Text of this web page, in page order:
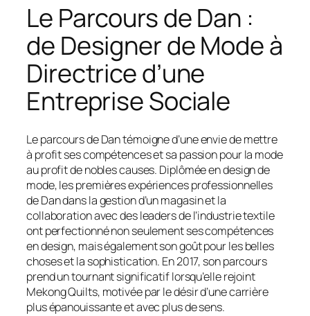
Le Parcours de Dan :
de Designer de Mode à
Directrice d’une
Entreprise Sociale
Le parcours de Dan témoigne d’une envie de mettre
à profit ses compétences et sa passion pour la mode
au profit de nobles causes. Diplômée en design de
mode, les premières expériences professionnelles
de Dan dans la gestion d’un magasin et la
collaboration avec des leaders de l’industrie textile
ont perfectionné non seulement ses compétences
en design, mais également son goût pour les belles
choses et la sophistication. En 2017, son parcours
prend un tournant significatif lorsqu’elle rejoint
Mekong Quilts, motivée par le désir d’une carrière
plus épanouissante et avec plus de sens.